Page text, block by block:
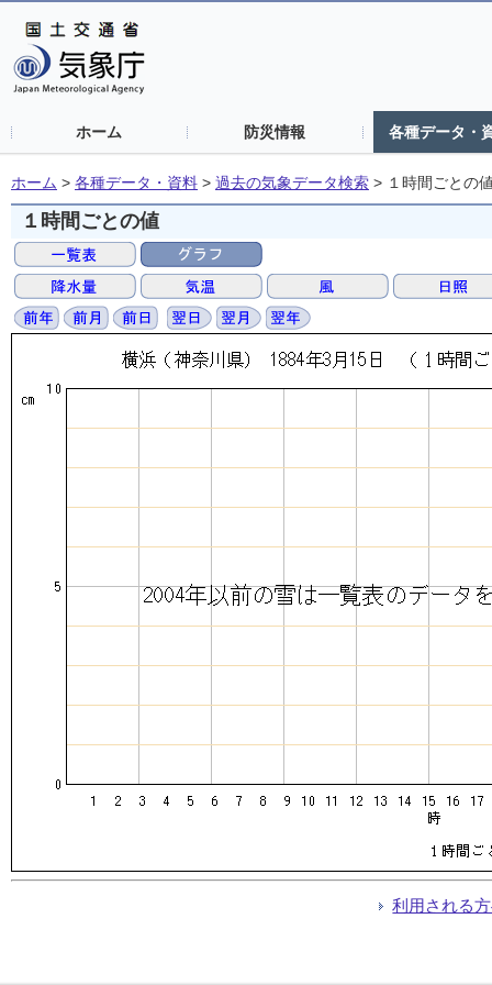
ホーム 防災情報 各種データ・
ホーム > 各種データ・資料 > 過去の気象データ検索 > １時間ごとの
１時間ごとの値
利用される